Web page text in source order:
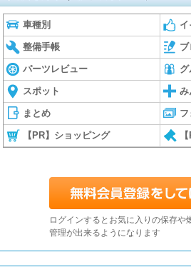
車種別 イ
整備手帳 ブ
パーツレビュー
スポット み
まとめ フ
【PR】ショッピング
ログインするとお気に入りの保存や
管理が出来るようになります